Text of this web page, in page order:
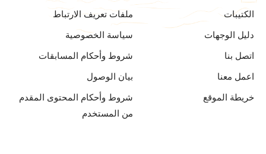
الكتيبات
دليل الوجهات
اتصل بنا
اعمل معنا
خريطة الموقع
ملفات تعريف الارتباط
سياسة الخصوصية
شروط وأحكام المسابقات
بيان الوصول
شروط وأحكام المحتوى المقدم
من المستخدم